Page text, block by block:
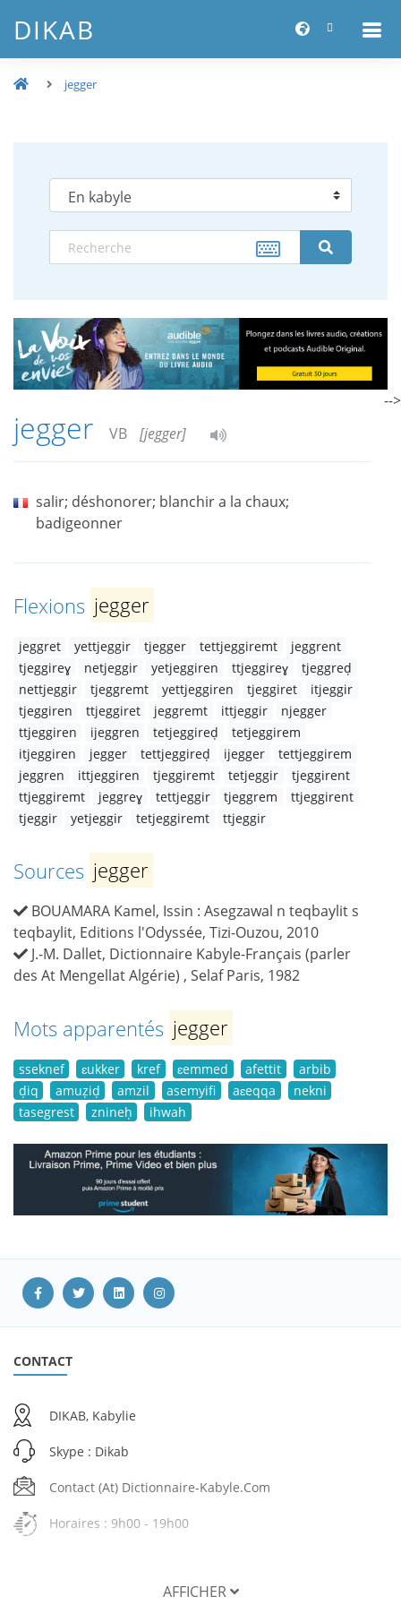
DIKAB
jegger
jegger VB [jegger]
salir; déshonorer; blanchir a la chaux;
badigeonner
Flexions jegger
jeggret yettjeggir tjegger tettjeggiremt
jeggrent
tjeggireɣ
netjeggir yetjeggiren ttjeggireɣ
tjeggreḍ
nettjeggir
tjeggremt yettjeggiren tjeggiret
itjeggir
tjeggiren
ttjeggiret jeggremt ittjeggir
njegger
ttjeggiren
ijeggren tetjeggireḍ
tetjeggirem
itjeggiren
jegger tettjeggireḍ ijegger
tettjeggirem
jeggren
ittjeggiren tjeggiremt tetjeggir
tjeggirent
ttjeggiremt
jeggreɣ tettjeggir tjeggrem
ttjeggirent
tjeggir
yetjeggir tetjeggiremt ttjeggir
Sources jegger
BOUAMARA Kamel, Issin : Asegzawal n teqbaylit s
teqbaylit, Editions l'Odyssée, Tizi-Ouzou, 2010
J.-M. Dallet, Dictionnaire Kabyle-Français (parler
des At Mengellat Algérie) , Selaf Paris, 1982
Mots apparentés jegger
sseknef ɛukker kref ɛemmed afettit
arbib
ḍiq
amuẓiḍ amzil asemyifi aɛeqqa
nekni
tasegrest
znineḥ ihwah
-->
CONTACT
DIKAB, Kabylie
Skype : Dikab
Contact (at) Dictionnaire-Kabyle.com
Horaires : 9h00 - 19h00
AFFICHER